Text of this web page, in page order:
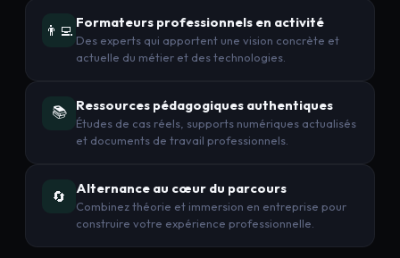
👨‍💻 Formateurs professionnels en activité
Des experts qui apportent une vision concrète et
actuelle du métier et des technologies.
📚 Ressources pédagogiques authentiques
Études de cas réels, supports numériques actualisés
et documents de travail professionnels.
🔄 Alternance au cœur du parcours
Combinez théorie et immersion en entreprise pour
construire votre expérience professionnelle.